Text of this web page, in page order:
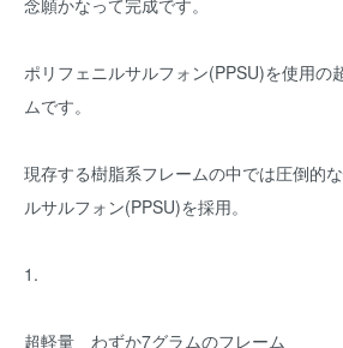
ポリフェニルサルフォン(PPSU)を使用の
ムです。
現存する樹脂系フレームの中では圧倒的
ルサルフォン(PPSU)を採用。
1.
超軽量 わずか7グラムのフレーム